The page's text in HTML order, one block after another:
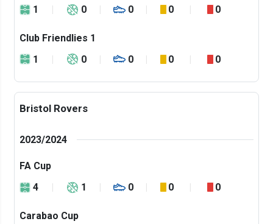
1 0 0 0 0
Club Friendlies 1
1
0 0 0 0
Bristol Rovers
2023/2024
FA Cup
4
1 0 0 0
Carabao Cup